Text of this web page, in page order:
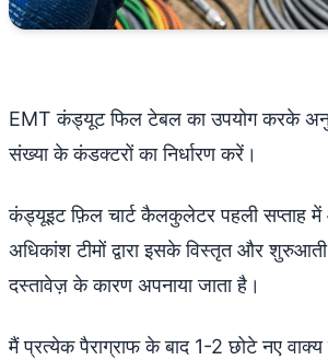
EMT कंड्यूट फिल टेबल का उपयोग करके
संख्या के कंडक्टरों का निर्धारण करें।
कंड्यूइट फ़िल चार्ट कैलकुलेटर पहली सप्ताह में
अधिकांश टीमों द्वारा इसके विस्तृत और
दस्तावेज़ के कारण अपनाया जाता है।
मैं प्रत्येक पैराग्राफ के बाद 1-2 छोटे नए